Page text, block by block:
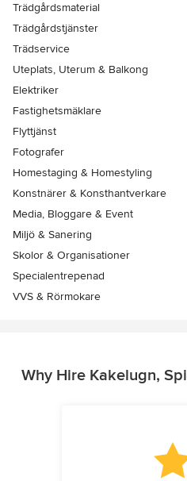
Trädgårdsmaterial
Trädgårdstjänster
Trädservice
Uteplats, Uterum & Balkong
Elektriker
Fastighetsmäklare
Flyttjänst
Fotografer
Homestaging & Homestyling
Konstnärer & Konsthantverkare
Media, Bloggare & Event
Miljö & Sanering
Skolor & Organisationer
Specialentrepenad
VVS & Rörmokare
Why Hire Kakelugn,